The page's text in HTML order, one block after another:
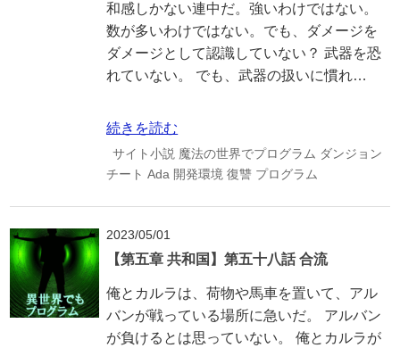
和感しかない連中だ。強いわけではない。
数が多いわけではない。でも、ダメージを
ダメージとして認識していない？ 武器を恐
れていない。 でも、武器の扱いに慣れ…
続きを読む
サイト小説 魔法の世界でプログラム ダンジョン
チート Ada 開発環境 復讐 プログラム
2023/05/01
【第五章 共和国】第五十八話 合流
俺とカルラは、荷物や馬車を置いて、アル
バンが戦っている場所に急いだ。 アルバン
が負けるとは思っていない。 俺とカルラが